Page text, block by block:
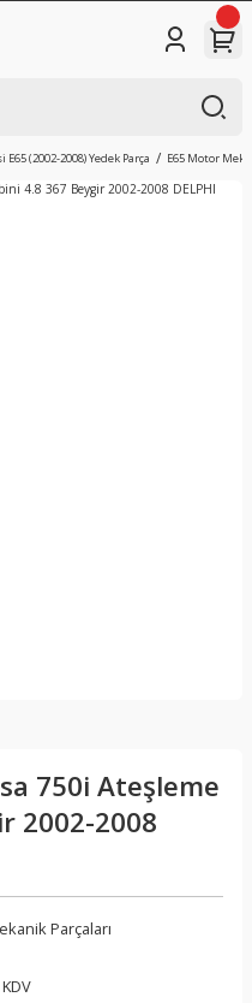
E65 (2002-2008) Yedek Parça E65 Motor
750i Ateşleme
2002-2008
Parçaları